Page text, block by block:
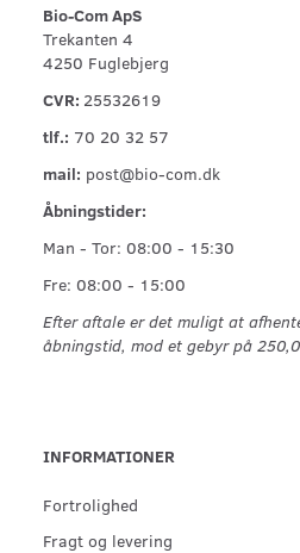
Bio-Com ApS
Trekanten 4
4250 Fuglebjerg
CVR: 25532619
tlf.: 70 20 32 57
mail: post@bio-com.dk
Åbningstider:
Man - Tor: 08:00 - 15:30
Fre: 08:00 - 15:00
Efter aftale er det muligt at
åbningstid, mod et gebyr på
INFORMATIONER
Fortrolighed
Fragt og levering